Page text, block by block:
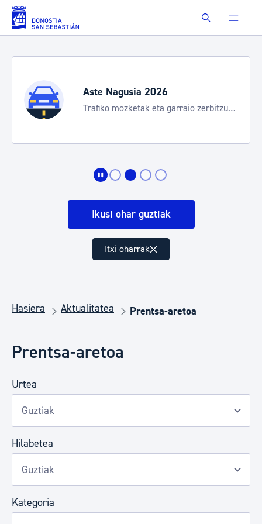
Eduki nagusira joan Buscar
Aste Nagusia 2026
Trafiko mozketak eta garraio zerbitzu
Ikusi ohar guztiak
Itxi oharrak
Hasiera Aktualitatea Prentsa-aretoa
Prentsa-aretoa
Urtea
Hilabetea
Kategoria